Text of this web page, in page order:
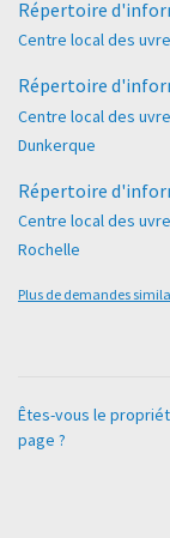
Répertoire
Centre local des
Répertoire
Centre local des
Dunkerque
Répertoire
Centre local des
Rochelle
Plus de demandes
Êtes-vous le
page ?